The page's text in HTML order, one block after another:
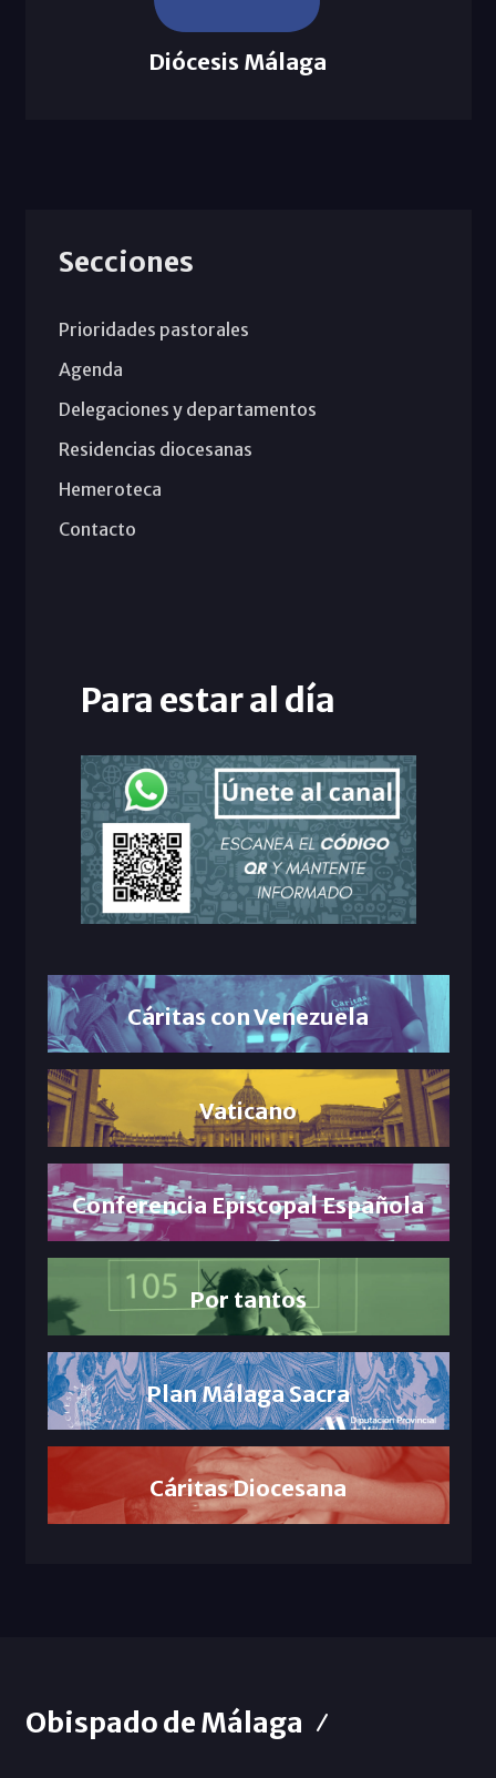
Diócesis Málaga
Secciones
Prioridades pastorales
Agenda
Delegaciones y departamentos
Residencias diocesanas
Hemeroteca
Contacto
Para estar al día
Cáritas con Venezuela
Vaticano
Conferencia Episcopal Española
Por tantos
Plan Málaga Sacra
Cáritas Diocesana
Obispado de Málaga